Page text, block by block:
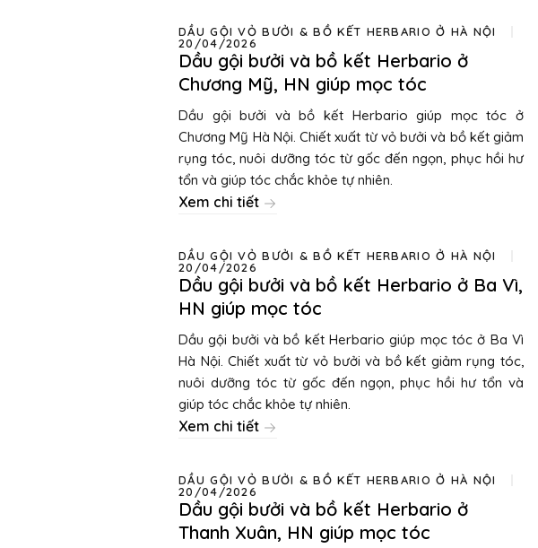
DẦU GỘI VỎ BƯỞI & BỒ KẾT HERBARIO Ở HÀ NỘI
20/04/2026
Dầu gội bưởi và bồ kết Herbario ở
Chương Mỹ, HN giúp mọc tóc
Dầu gội bưởi và bồ kết Herbario giúp mọc tóc ở
Chương Mỹ Hà Nội. Chiết xuất từ vỏ bưởi và bồ kết giảm
rụng tóc, nuôi dưỡng tóc từ gốc đến ngọn, phục hồi hư
tổn và giúp tóc chắc khỏe tự nhiên.
Xem chi tiết
DẦU GỘI VỎ BƯỞI & BỒ KẾT HERBARIO Ở HÀ NỘI
20/04/2026
Dầu gội bưởi và bồ kết Herbario ở Ba Vì,
HN giúp mọc tóc
Dầu gội bưởi và bồ kết Herbario giúp mọc tóc ở Ba Vì
Hà Nội. Chiết xuất từ vỏ bưởi và bồ kết giảm rụng tóc,
nuôi dưỡng tóc từ gốc đến ngọn, phục hồi hư tổn và
giúp tóc chắc khỏe tự nhiên.
Xem chi tiết
DẦU GỘI VỎ BƯỞI & BỒ KẾT HERBARIO Ở HÀ NỘI
20/04/2026
Dầu gội bưởi và bồ kết Herbario ở
Thanh Xuân, HN giúp mọc tóc